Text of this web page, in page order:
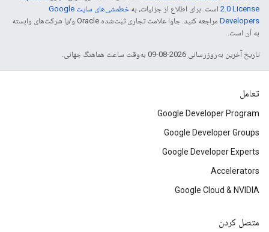
2.0 License است. برای اطلاع از جزئیات، به
خطمشی‌های سایت Google
Developers‏
مراجعه کنید. جاوا علامت تجاری ثبت‌شده Oracle و/یا شرکت‌های وابسته
به آن است.
تاریخ آخرین به‌روزرسانی 2026-08-09 به‌وقت ساعت هماهنگ جهانی.
تعامل
Google Developer Program
Google Developer Groups
Google Developer Experts
Accelerators
Google Cloud & NVIDIA
متصل کردن